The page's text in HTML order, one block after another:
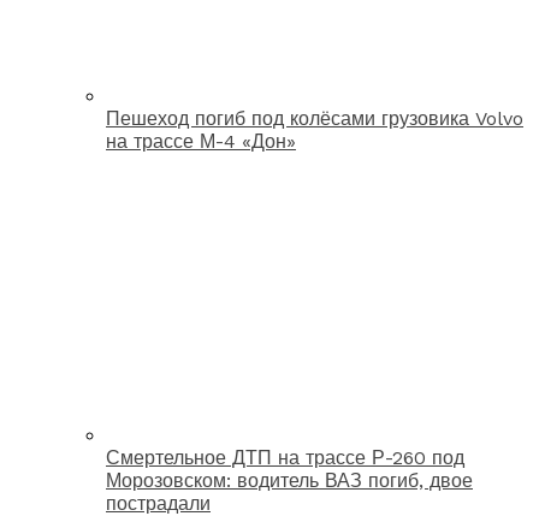
Пешеход погиб под колёсами грузовика Volvo
на трассе М-4 «Дон»
Смертельное ДТП на трассе Р-260 под
Морозовском: водитель ВАЗ погиб, двое
пострадали